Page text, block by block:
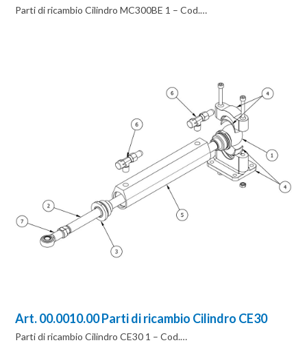
Parti di ricambio Cilindro MC300BE 1 – Cod.…
Art. 00.0010.00 Parti di ricambio Cilindro CE30
Parti di ricambio Cilindro CE30 1 – Cod.…